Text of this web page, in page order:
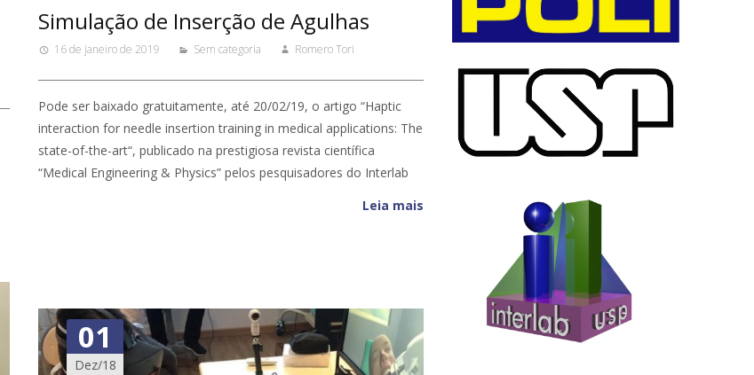
Simulação de Inserção de Agulhas
16 de janeiro de 2019 Sem categoria Romero Tori
Pode ser baixado gratuitamente, até 20/02/19, o artigo “Haptic
interaction for needle insertion training in medical applications: The
state-of-the-art“, publicado na prestigiosa revista científica
“Medical Engineering & Physics” pelos pesquisadores do Interlab
Leia mais
01
Dez/18